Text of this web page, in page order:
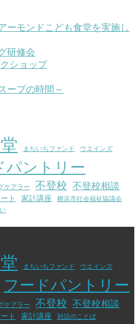
ーモンドこども食堂を実施し
研修会
ショップ
ープの時間～
まちいちファンド ウエインズ
パントリー
ケアラー 不登校 不登校相談
ト 家計講座
横浜市社会福祉協議会
まちいちファンド ウエインズ
フードパントリー
ケアラー 不登校 不登校相談
ト 家計講座
対話のことば